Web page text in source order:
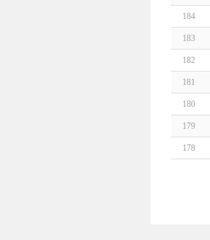
184
183
182
181
180
179
178